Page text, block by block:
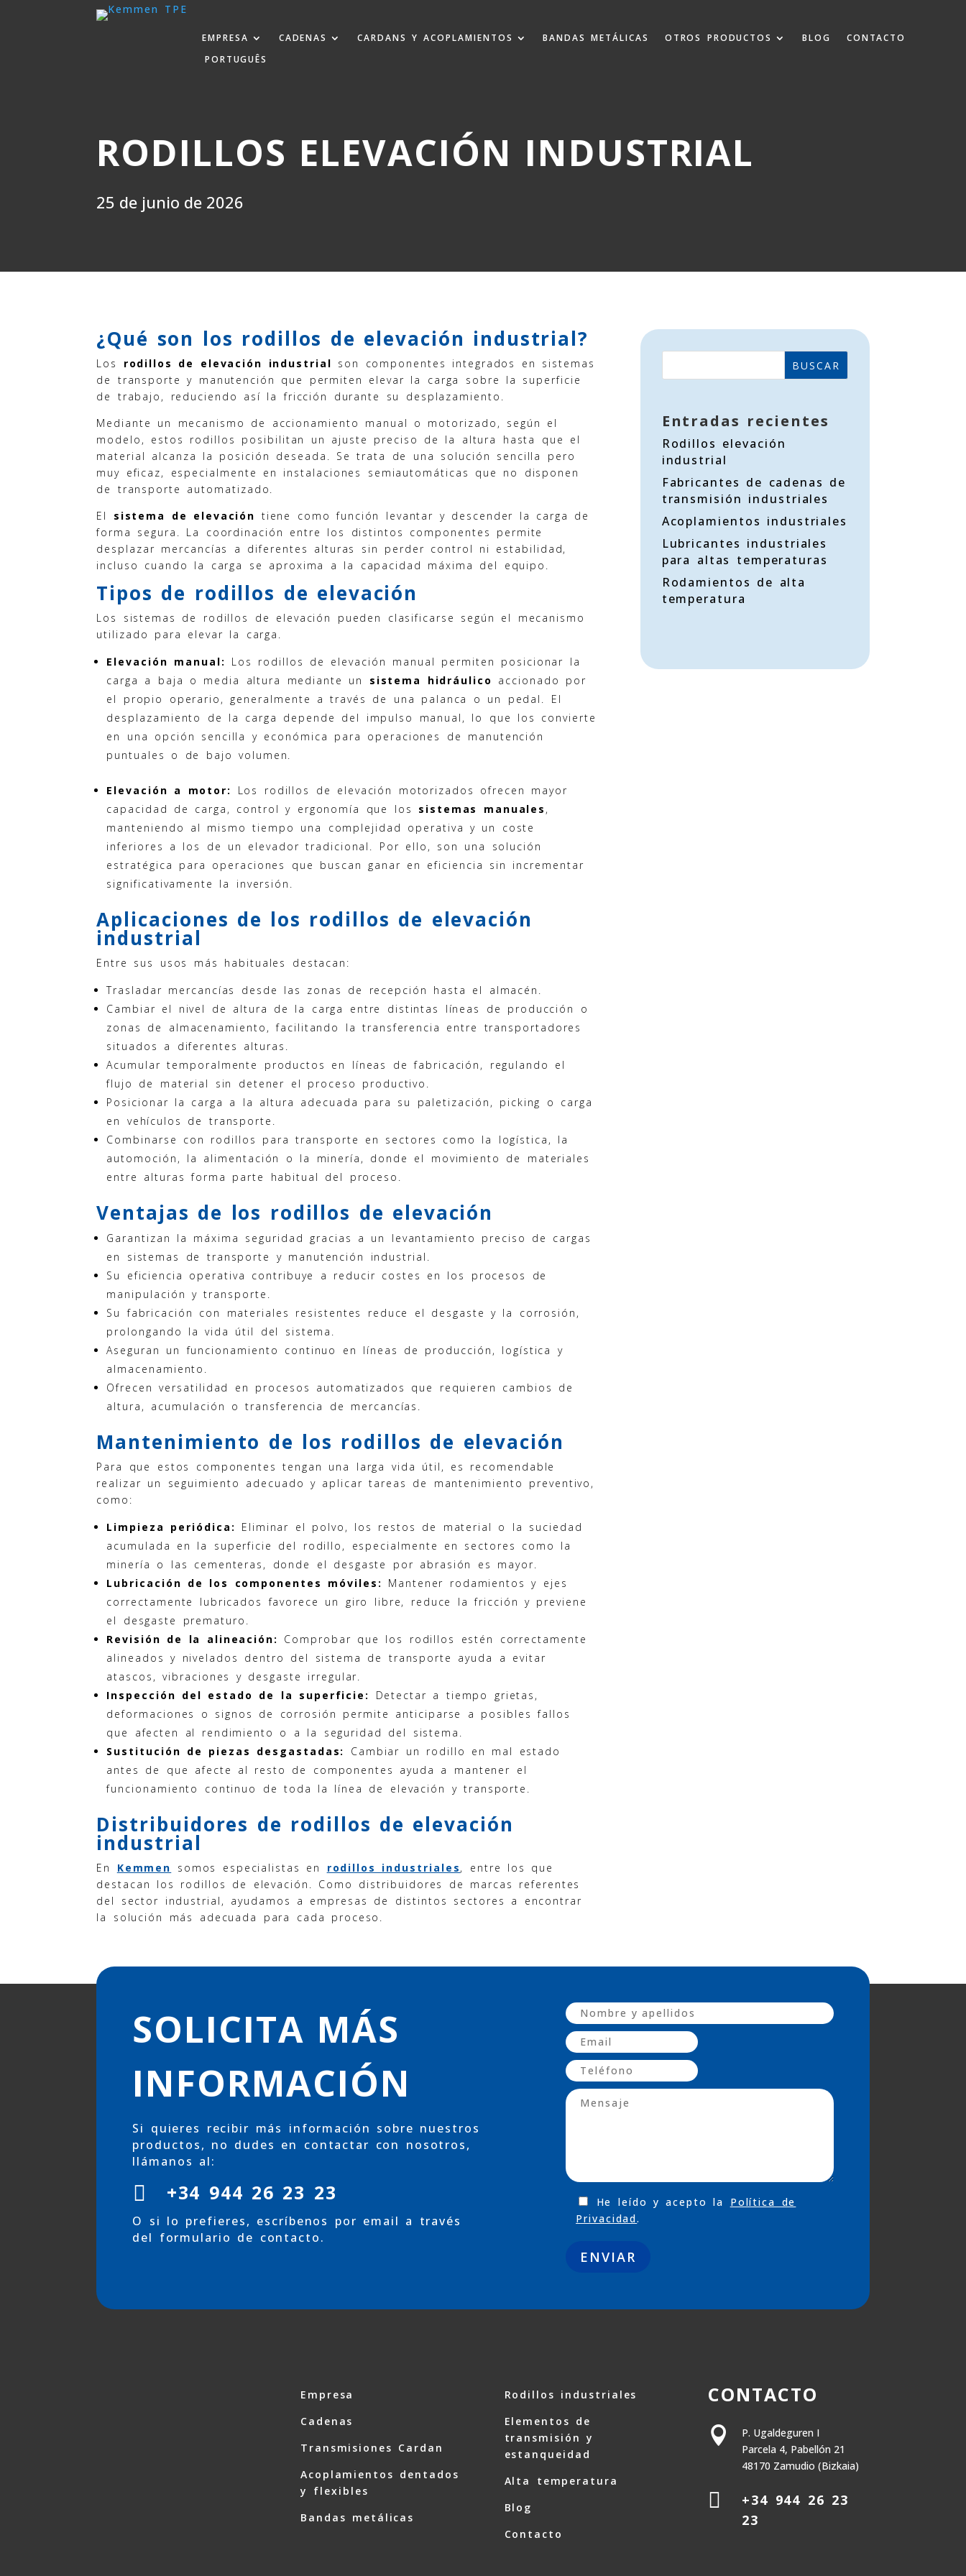
EMPRESA CADENAS CARDANS Y ACOPLAMIENTOS BANDAS METÁLICAS OTROS PRODUCTOS BLOG
CONTACTO
PORTUGUÊS
RODILLOS ELEVACIÓN INDUSTRIAL
25 de junio de 2026
¿Qué son los rodillos de elevación industrial?
Los rodillos de elevación industrial son componentes integrados en sistemas
de transporte y manutención que permiten elevar la carga sobre la superficie
de trabajo, reduciendo así la fricción durante su desplazamiento.
Mediante un mecanismo de accionamiento manual o motorizado, según el
modelo, estos rodillos posibilitan un ajuste preciso de la altura hasta que el
material alcanza la posición deseada. Se trata de una solución sencilla pero
muy eficaz, especialmente en instalaciones semiautomáticas que no disponen
de transporte automatizado.
El
sistema de elevación tiene como función levantar y descender la carga de
forma segura. La coordinación entre los distintos componentes permite
desplazar mercancías a diferentes alturas sin perder control ni estabilidad,
incluso cuando la carga se aproxima a la capacidad máxima del equipo.
Tipos de rodillos de elevación
Los sistemas de rodillos de elevación pueden clasificarse según el mecanismo
utilizado para elevar la carga.
Elevación manual:
Los rodillos de elevación manual permiten posicionar la
carga a baja o media altura mediante un sistema hidráulico
accionado por
el propio operario, generalmente a través de una palanca o un pedal. El
desplazamiento de la carga depende del impulso manual, lo que los convierte
en una opción sencilla y económica para operaciones de manutención
puntuales o de bajo volumen.
Elevación a motor:
Los rodillos de elevación motorizados ofrecen mayor
capacidad de carga, control y ergonomía que los sistemas manuales ,
manteniendo al mismo tiempo una complejidad operativa y un coste
inferiores a los de un elevador tradicional. Por ello, son una solución
estratégica para operaciones que buscan ganar en eficiencia sin incrementar
significativamente la inversión.
Aplicaciones de los rodillos de elevación
industrial
Entre sus usos más habituales destacan:
Trasladar mercancías desde las zonas de recepción hasta el almacén.
Cambiar el nivel de altura de la carga entre distintas líneas de producción o
zonas de almacenamiento, facilitando la transferencia entre transportadores
situados a diferentes alturas.
Acumular temporalmente productos en líneas de fabricación, regulando el
flujo de material sin detener el proceso productivo.
Posicionar la carga a la altura adecuada para su paletización, picking o carga
en vehículos de transporte.
Combinarse con rodillos para transporte en sectores como la logística, la
automoción, la alimentación o la minería, donde el movimiento de materiales
entre alturas forma parte habitual del proceso.
Ventajas de los rodillos de elevación
Garantizan la máxima seguridad gracias a un levantamiento preciso de cargas
en sistemas de transporte y manutención industrial.
Su eficiencia operativa contribuye a reducir costes en los procesos de
manipulación y transporte.
Su fabricación con materiales resistentes reduce el desgaste y la corrosión,
prolongando la vida útil del sistema.
Aseguran un funcionamiento continuo en líneas de producción, logística y
almacenamiento.
Ofrecen versatilidad en procesos automatizados que requieren cambios de
altura, acumulación o transferencia de mercancías.
Mantenimiento de los rodillos de elevación
Para que estos componentes tengan una larga vida útil, es recomendable
realizar un seguimiento adecuado y aplicar tareas de mantenimiento preventivo,
como:
Limpieza periódica:
Eliminar el polvo, los restos de material o la suciedad
acumulada en la superficie del rodillo, especialmente en sectores como la
minería o las cementeras, donde el desgaste por abrasión es mayor.
Lubricación de los componentes móviles:
Mantener rodamientos y ejes
correctamente lubricados favorece un giro libre, reduce la fricción y previene
el desgaste prematuro.
Revisión de la alineación:
Comprobar que los rodillos estén correctamente
alineados y nivelados dentro del sistema de transporte ayuda a evitar
atascos, vibraciones y desgaste irregular.
Inspección del estado de la superficie: Detectar a tiempo grietas,
deformaciones o signos de corrosión permite anticiparse a posibles fallos
que afecten al rendimiento o a la seguridad del sistema.
Sustitución de piezas desgastadas: Cambiar un rodillo en mal estado
antes de que afecte al resto de componentes ayuda a mantener el
funcionamiento continuo de toda la línea de elevación y transporte.
Distribuidores de rodillos de elevación
industrial
En Kemmen somos especialistas en rodillos industriales, entre los que
destacan los rodillos de elevación. Como distribuidores de marcas referentes
del sector industrial, ayudamos a empresas de distintos sectores a encontrar
la solución más adecuada para cada proceso.
BUSCAR
Entradas recientes
Rodillos elevación
industrial
Fabricantes de cadenas de
transmisión industriales
Acoplamientos industriales
Lubricantes industriales
para altas temperaturas
Rodamientos de alta
temperatura
SOLICITA MÁS
INFORMACIÓN
Si quieres recibir más información sobre nuestros
productos, no dudes en contactar con nosotros,
llámanos al:
 +34 944 26 23 23
O si lo prefieres, escríbenos por email a través
del formulario de contacto.
He leído y acepto la Política de
Privacidad.
Empresa
Cadenas
Transmisiones Cardan
Acoplamientos dentados
y flexibles
Bandas metálicas
Rodillos industriales
Elementos de
transmisión y
estanqueidad
Alta temperatura
Blog
Contacto
CONTACTO

P. Ugaldeguren I
Parcela 4, Pabellón 21
48170 Zamudio (Bizkaia)

+34 944 26 23
23